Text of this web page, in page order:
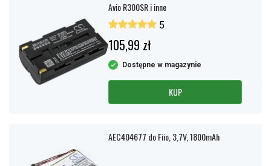
Avio R300SR i inne
5
105,99 zł
Dostępne w magazynie
KUP
AEC404677 do Fiio, 3,7V, 1800mAh